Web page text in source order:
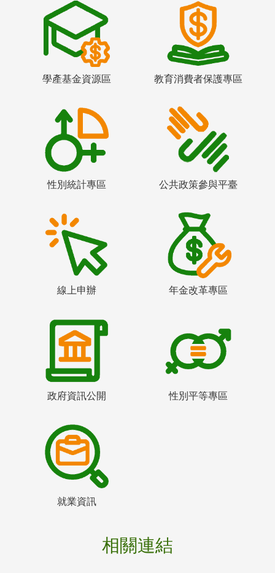
學產基金資源區 教育消費者保護專區
性別統計專區 公共政策參與平臺
線上申辦 年金改革專區
政府資訊公開 性別平等專區
就業資訊
相關連結